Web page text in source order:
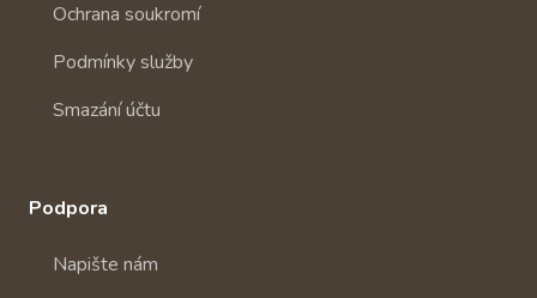
Ochrana soukromí
Podmínky služby
Smazání účtu
Podpora
Napište nám